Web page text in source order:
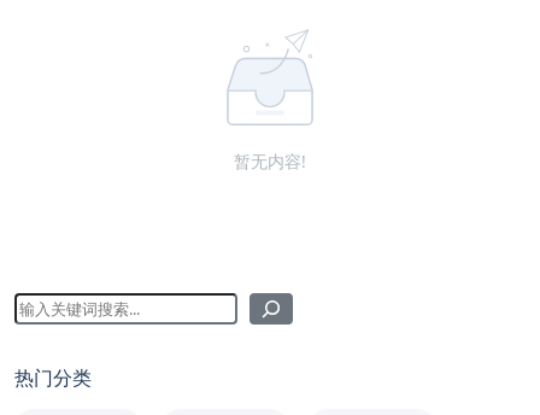
暂无内容!
热门分类